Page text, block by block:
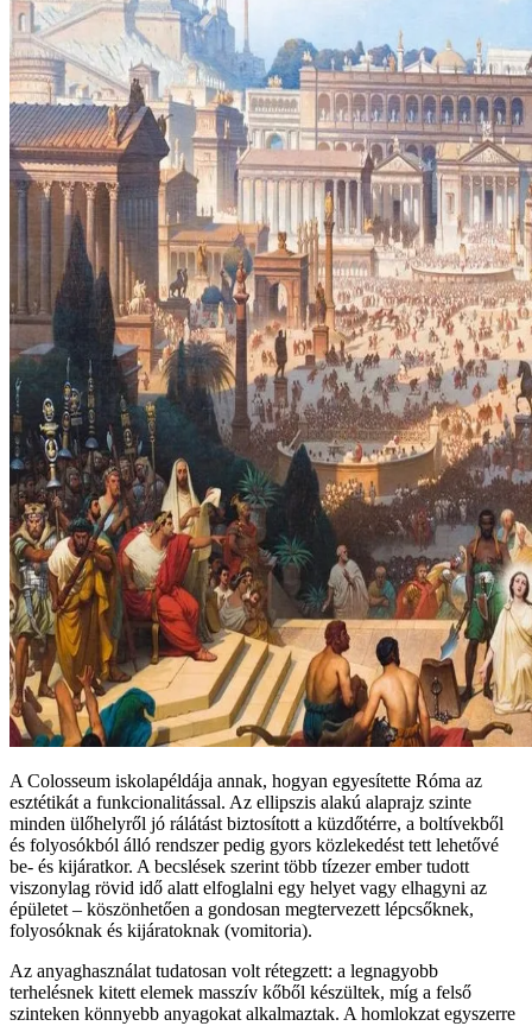
A Colosseum iskolapéldája annak, hogyan egyesítette Róma az
esztétikát a funkcionalitással. Az ellipszis alakú alaprajz szinte
minden ülőhelyről jó rálátást biztosított a küzdőtérre, a boltívekből
és folyosókból álló rendszer pedig gyors közlekedést tett lehetővé
be‑ és kijáratkor. A becslések szerint több tízezer ember tudott
viszonylag rövid idő alatt elfoglalni egy helyet vagy elhagyni az
épületet – köszönhetően a gondosan megtervezett lépcsőknek,
folyosóknak és kijáratoknak (vomitoria).
Az anyaghasználat tudatosan volt rétegzett: a legnagyobb
terhelésnek kitett elemek masszív kőből készültek, míg a felső
szinteken könnyebb anyagokat alkalmaztak. A homlokzat egyszerre